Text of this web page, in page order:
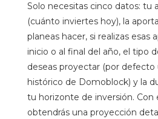
Solo necesitas cinco datos: tu
(cuánto inviertes hoy), la
planeas hacer, si realizas esas
inicio o al final del año, el tipo
deseas proyectar (por defecto
histórico de Domoblock) y la
tu horizonte de inversión. Con
obtendrás una proyección